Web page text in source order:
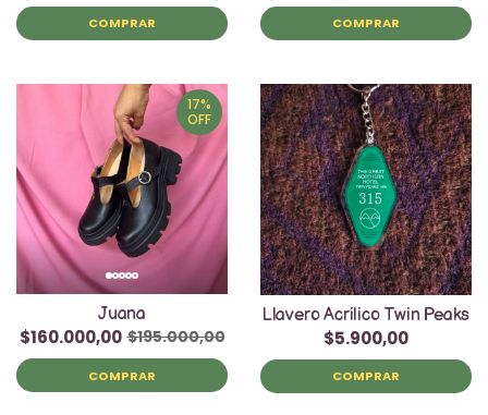
COMPRAR COMPRAR
17%
OFF
Juana
$160.000,00 $195.000,00
COMPRAR
Llavero Acrilico Twin Peaks
$5.900,00
COMPRAR